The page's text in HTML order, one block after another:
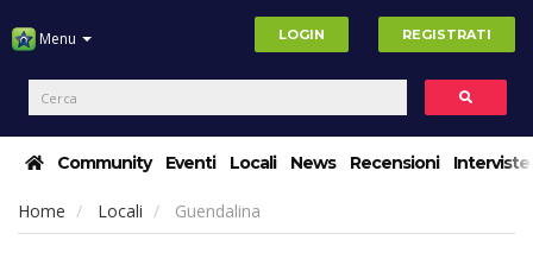
Menu LOGIN REGISTRATI
Community Eventi Locali News Recensioni Interviste
Home Locali Guendalina